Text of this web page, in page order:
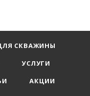
СКВАЖИНЫ
УСЛУГИ
АКЦИИ